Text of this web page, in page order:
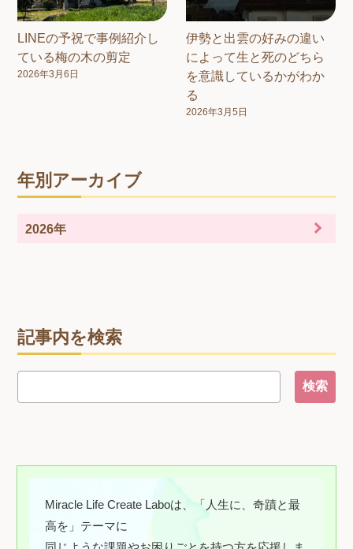
記事内を検索
LINEの予祝で事例紹介し
ている梅の木の剪定
2026年3月6日
伊勢と出雲の好みの違い
によって生と死のどちら
を意識しているかがわか
る
2026年3月5日
年別アーカイブ
2026年
Miracle Life Create Laboは、「人生に、奇蹟と最
高を」テーマに